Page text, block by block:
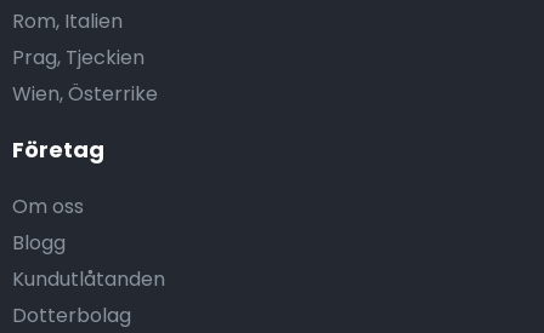
Företag
Om oss
Blogg
Kundutlåtanden
Dotterbolag
Rom, Italien
Prag, Tjeckien
Wien, Österrike